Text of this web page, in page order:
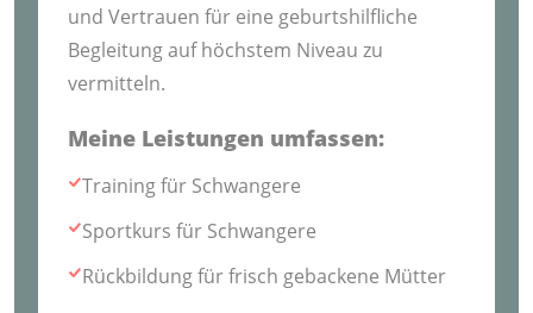
und Vertrauen für eine geburtshilfliche
Begleitung auf höchstem Niveau zu
vermitteln.
Meine Leistungen umfassen:
Training für Schwangere
Sportkurs für Schwangere
Rückbildung für frisch gebackene Mütter